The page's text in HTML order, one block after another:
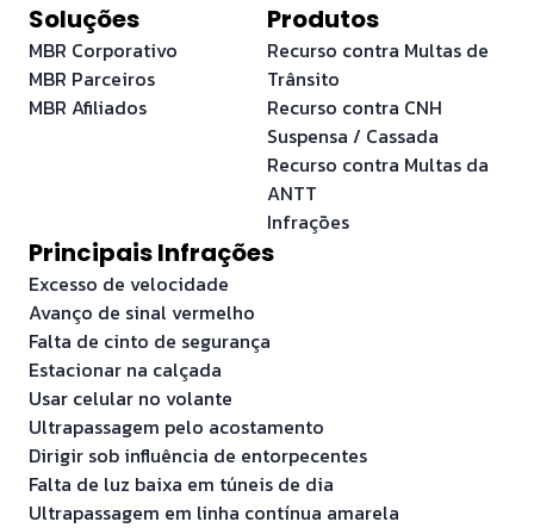
Soluções
MBR Corporativo
MBR Parceiros
MBR Afiliados
Produtos
Recurso contra Multas de
Trânsito
Recurso contra CNH
Suspensa / Cassada
Recurso contra Multas da
ANTT
Infrações
Principais Infrações
Excesso de velocidade
Avanço de sinal vermelho
Falta de cinto de segurança
Estacionar na calçada
Usar celular no volante
Ultrapassagem pelo acostamento
Dirigir sob influência de entorpecentes
Falta de luz baixa em túneis de dia
Ultrapassagem em linha contínua amarela